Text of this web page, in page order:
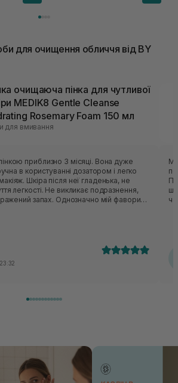
для очищення обличчя від BY
очищаюча пінка для чутливої
MEDIK8 Gentle Cleanse
Rosemary Foam 150 мл
для вмивання
приблизно 3 місяці. Вона дуже
в користуванні дозатором і легко
Шкіра після неї гладенька, не
легкості. Не викликає подразнення,
запах. Однозначно мій фаворит,